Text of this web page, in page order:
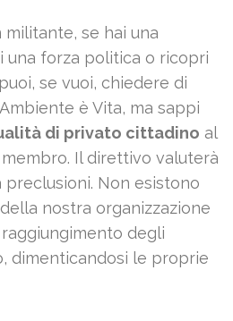
militante, se hai una
una forza politica o ricopri
se vuoi, chiedere di
è Vita, ma sappi
di privato cittadino al
Il direttivo valuterà
preclusioni. Non esistono
nostra organizzazione
degli
dimenticandosi le proprie